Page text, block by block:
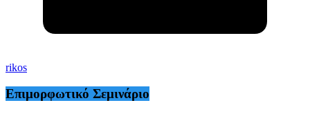
rikos
Επιμορφωτικό Σεμινάριο